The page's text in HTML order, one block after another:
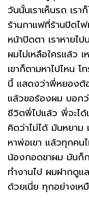
วันนั้นเราเห็นรถ เร
ร้านกาแฟที่ร้านปิดไ
หน้าปิดตา เราหายไ
ผมไม่เหลือใครแล้ว
เขาก็ตามหาไปไหน
นี้ แสดงว่าพี่หยองต้
แล้วขอร้องผม บอก
ชีวิตพี่ไปแล้ว พี่จะได้
คิดว่าไม่ได้ มันหยา
หาพ่อเขา แล้วทุกคน
น้องกอดขาผม มันก็
ทำงานไป ผมฝากดู
ด้วยเนี่ย ทุกอย่างเ